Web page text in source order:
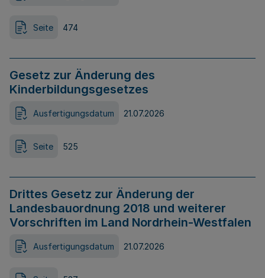
Seite 474
Gesetz zur Änderung des
Kinderbildungsgesetzes
Ausfertigungsdatum 21.07.2026
Seite 525
Drittes Gesetz zur Änderung der
Landesbauordnung 2018 und weiterer
Vorschriften im Land Nordrhein-Westfalen
Ausfertigungsdatum 21.07.2026